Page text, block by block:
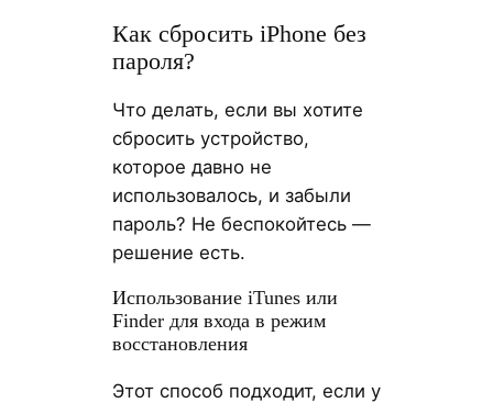
Как сбросить iPhone без
пароля?
Что делать, если вы хотите
сбросить устройство,
которое давно не
использовалось, и забыли
пароль? Не беспокойтесь —
решение есть.
Использование iTunes или
Finder для входа в режим
восстановления
Этот способ подходит, если у